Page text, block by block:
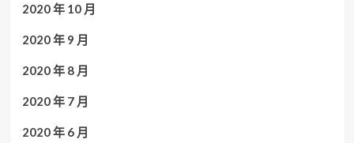
2020 年 10 月
2020 年 9 月
2020 年 8 月
2020 年 7 月
2020 年 6 月